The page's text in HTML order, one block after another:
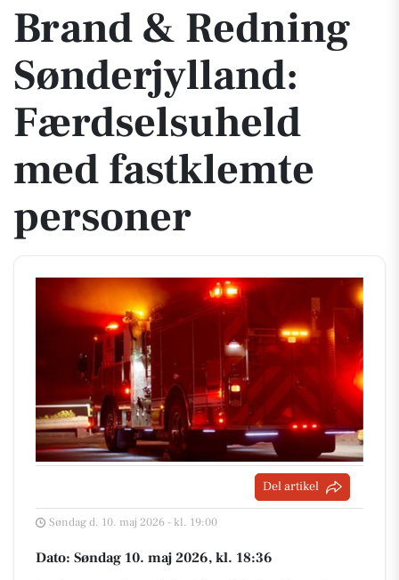
Brand & Redning
Sønderjylland:
Færdselsuheld
med fastklemte
personer
Del artikel
Søndag d. 10. maj 2026 - kl. 19:00
Dato: Søndag 10. maj 2026, kl. 18:36